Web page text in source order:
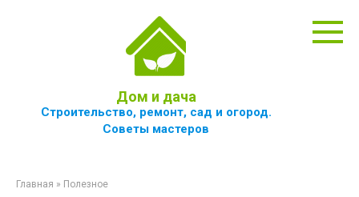
Дом и дача
Строительство, ремонт, сад и огород.
Советы мастеров
Главная » Полезное